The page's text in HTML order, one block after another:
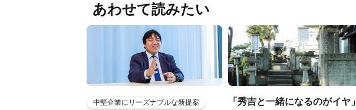
あわせて読みたい
中堅企業にリーズナブルな新提案
「秀吉と一緒になるのがイヤ」